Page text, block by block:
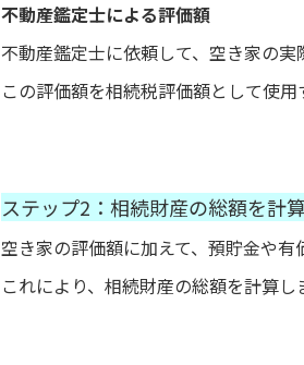
不動産鑑定士による評価額
不動産鑑定士に依頼して、空き家の実
この評価額を相続税評価額として使用
ステップ2：相続財産の総額を計
空き家の評価額に加えて、預貯金や有
これにより、相続財産の総額を計算し